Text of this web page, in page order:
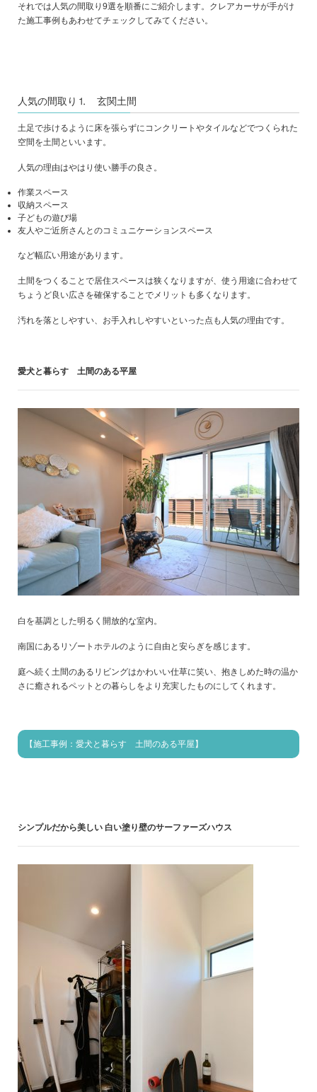
それでは人気の間取り9選を順番にご紹介します。クレアカーサが手がけ
た施工事例もあわせてチェックしてみてください。
人気の間取り⒈ 玄関土間
土足で歩けるように床を張らずにコンクリートやタイルなどでつくられた
空間を土間といいます。
人気の理由はやはり使い勝手の良さ。
作業スペース
収納スペース
子どもの遊び場
友人やご近所さんとのコミュニケーションスペース
など幅広い用途があります。
土間をつくることで居住スペースは狭くなりますが、使う用途に合わせて
ちょうど良い広さを確保することでメリットも多くなります。
汚れを落としやすい、お手入れしやすいといった点も人気の理由です。
愛犬と暮らす 土間のある平屋
白を基調とした明るく開放的な室内。
南国にあるリゾートホテルのように自由と安らぎを感じます。
庭へ続く土間のあるリビングはかわいい仕草に笑い、抱きしめた時の温か
さに癒されるペットとの暮らしをより充実したものにしてくれます。
【施工事例：愛犬と暮らす 土間のある平屋】
シンプルだから美しい 白い塗り壁のサーファーズハウス